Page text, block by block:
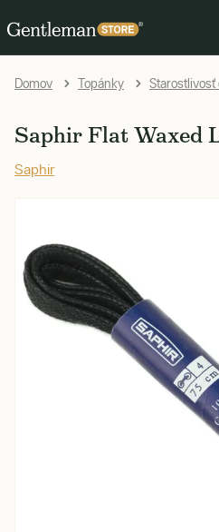
Domov Topánky Starostlivosť
Saphir Flat Waxed
Saphir